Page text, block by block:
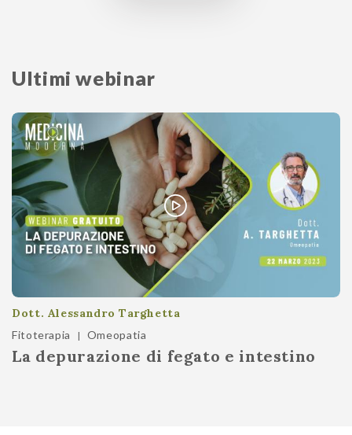
Ultimi webinar
Dott. Alessandro Targhetta
Fitoterapia | Omeopatia
La depurazione di fegato e intestino